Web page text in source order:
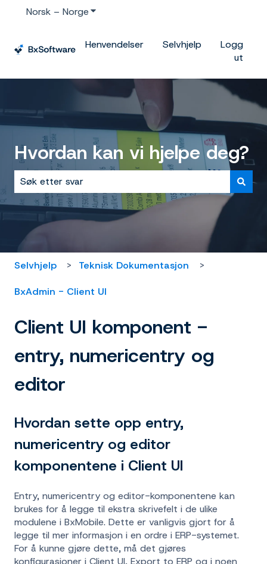
Norsk – NorgeVis undermeny for oversettelser
Henvendelser Selvhjelp
Logg
ut
Hvordan kan vi hjelpe deg?
Det finnes ingen forslag fordi søkefeltet er tomt.
Selvhjelp Teknisk Dokumentasjon
BxAdmin - Client UI
Client UI komponent -
entry, numericentry og
editor
Hvordan sette opp entry,
numericentry og editor
komponentene i Client UI
Entry, numericentry og editor-komponentene kan
brukes for å legge til ekstra skrivefelt i de ulike
modulene i BxMobile. Dette er vanligvis gjort for å
legge til mer informasjon i en ordre i ERP-systemet.
For å kunne gjøre dette, må det gjøres
konfigurasjoner i Client UI, Export to ERP og i noen